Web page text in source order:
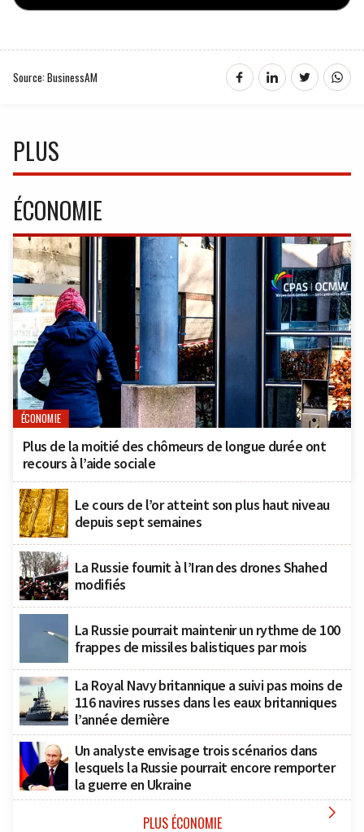
Source: BusinessAM
PLUS
ÉCONOMIE
ÉCONOMIE
Plus de la moitié des chômeurs de longue durée ont
recours à l’aide sociale
Le cours de l’or atteint son plus haut niveau
depuis sept semaines
La Russie fournit à l’Iran des drones Shahed
modifiés
La Russie pourrait maintenir un rythme de 100
frappes de missiles balistiques par mois
La Royal Navy britannique a suivi pas moins de
116 navires russes dans les eaux britanniques
l’année dernière
Un analyste envisage trois scénarios dans
lesquels la Russie pourrait encore remporter
la guerre en Ukraine
PLUS ÉCONOMIE 